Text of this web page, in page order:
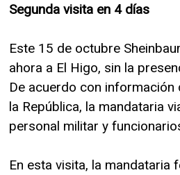
Segunda visita en 4 días
Este 15 de octubre
ahora a El Higo, sin la
De acuerdo con información
la República, la mandataria
personal militar y
En esta visita, la mandataria